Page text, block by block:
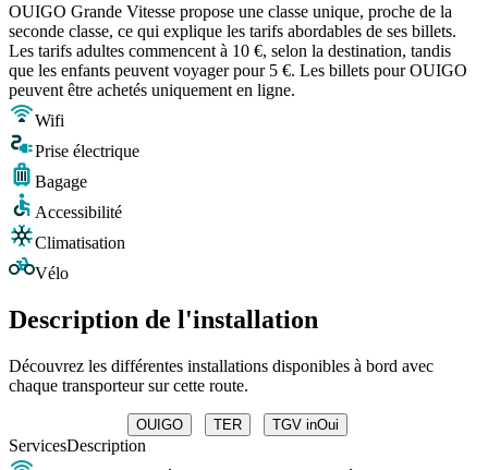
OUIGO Grande Vitesse propose une classe unique, proche de la
seconde classe, ce qui explique les tarifs abordables de ses billets.
Les tarifs adultes commencent à 10 €, selon la destination, tandis
que les enfants peuvent voyager pour 5 €. Les billets pour OUIGO
peuvent être achetés uniquement en ligne.
Wifi
Prise électrique
Bagage
Accessibilité
Climatisation
Vélo
Description de l'installation
Découvrez les différentes installations disponibles à bord avec
chaque transporteur sur cette route.
OUIGO TER TGV inOui
ServicesDescription